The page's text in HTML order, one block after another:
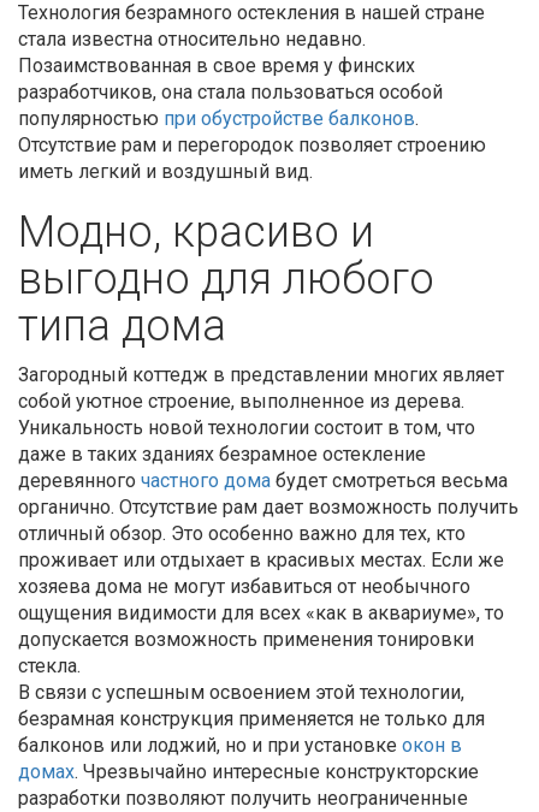
Технология безрамного остекления в нашей стране
стала известна относительно недавно.
Позаимствованная в свое время у финских
разработчиков, она стала пользоваться особой
популярностью при обустройстве балконов.
Отсутствие рам и перегородок позволяет строению
иметь легкий и воздушный вид.
Модно, красиво и
выгодно для любого
типа дома
Загородный коттедж в представлении многих являет
собой уютное строение, выполненное из дерева.
Уникальность новой технологии состоит в том, что
даже в таких зданиях безрамное остекление
деревянного частного дома будет смотреться весьма
органично. Отсутствие рам дает возможность получить
отличный обзор. Это особенно важно для тех, кто
проживает или отдыхает в красивых местах. Если же
хозяева дома не могут избавиться от необычного
ощущения видимости для всех «как в аквариуме», то
допускается возможность применения тонировки
стекла.
В связи с успешным освоением этой технологии,
безрамная конструкция применяется не только для
балконов или лоджий, но и при установке окон в
домах. Чрезвычайно интересные конструкторские
разработки позволяют получить неограниченные